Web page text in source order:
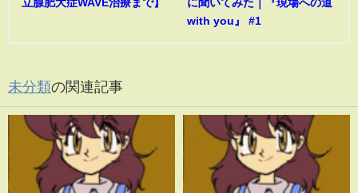
with you』 #1
未分類の関連記事